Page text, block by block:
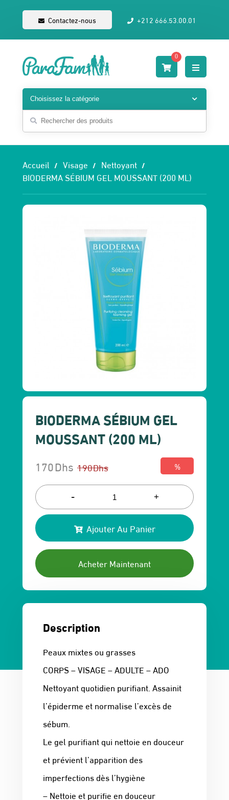
Contactez-nous +212 666.53.00.01
0
Accueil Visage
Nettoyant
BIODERMA SÉBIUM GEL MOUSSANT (200 ML)
BIODERMA SÉBIUM GEL
MOUSSANT (200 ML)
190Dhs
Le
prix
initial
était :
190 Dhs.
170Dhs
Le
prix
actuel
est :
170 Dhs.
%
- +
Ajouter Au Panier
Acheter Maintenant
Description
Peaux mixtes ou grasses
CORPS – VISAGE – ADULTE – ADO
Nettoyant quotidien purifiant. Assainit
l’épiderme et normalise l’excès de
sébum.
Le gel purifiant qui nettoie en douceur
et prévient l’apparition des
imperfections dès l’hygiène
– Nettoie et purifie en douceur